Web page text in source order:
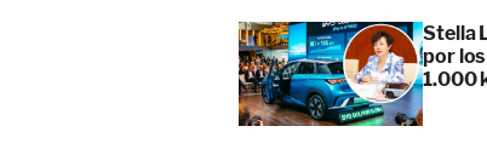
Stella
por
1.000